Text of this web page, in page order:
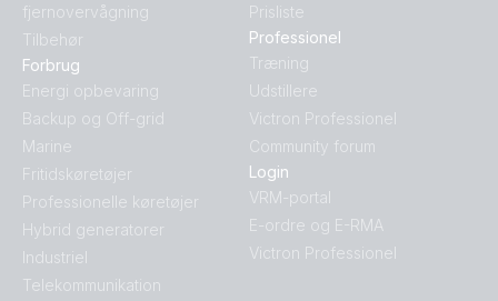
fjernovervågning
Tilbehør
Forbrug
Energi opbevaring
Backup og Off-grid
Marine
Fritidskøretøjer
Professionelle køretøjer
Hybrid generatorer
Industriel
Telekommunikation
Prisliste
Professionel
Træning
Udstillere
Victron Professionel
Community forum
Login
VRM-portal
E-ordre og E-RMA
Victron Professionel